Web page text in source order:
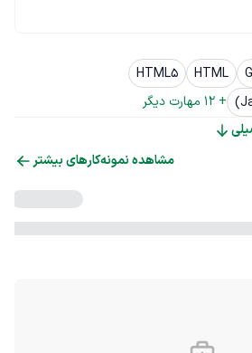
HTML
HTML5
+
12 مهارت دیگر
مشاهده نمونه‌کارهای بیشتر